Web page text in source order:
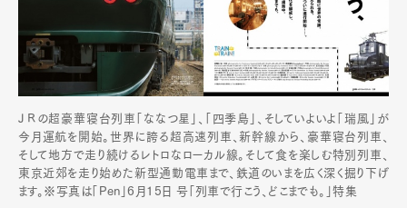
ＪＲの超豪華寝台列車「ななつ星」、「四季島」、そしていよいよ「瑞風」が
今月運航を開始。世界に誇る超高速列車、新幹線から、豪華寝台列車、
そして地方で走り続けるレトロなローカル線。そして食を楽しむ特別列車、
東京近郊を走り始めた新型通勤電車まで、鉄道のいまを広く深く掘り下げ
ます。※写真は「Pen」6月15日 号「列車で行こう、どこまでも。」特集